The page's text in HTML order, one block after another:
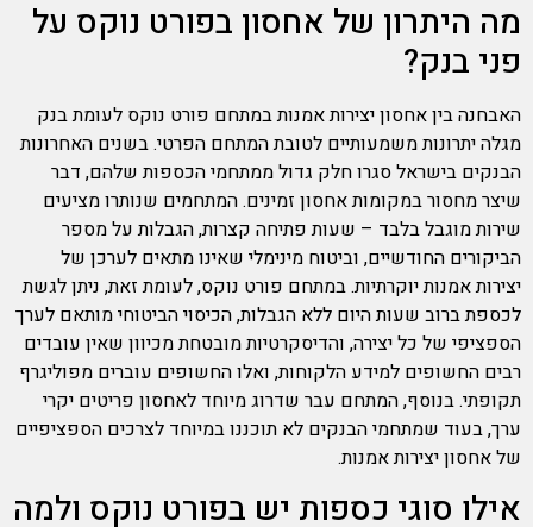
מה היתרון של אחסון בפורט נוקס על
פני בנק?
האבחנה בין אחסון יצירות אמנות במתחם פורט נוקס לעומת בנק
מגלה יתרונות משמעותיים לטובת המתחם הפרטי. בשנים האחרונות
הבנקים בישראל סגרו חלק גדול ממתחמי הכספות שלהם, דבר
שיצר מחסור במקומות אחסון זמינים. המתחמים שנותרו מציעים
שירות מוגבל בלבד – שעות פתיחה קצרות, הגבלות על מספר
הביקורים החודשיים, וביטוח מינימלי שאינו מתאים לערכן של
יצירות אמנות יוקרתיות. במתחם פורט נוקס, לעומת זאת, ניתן לגשת
לכספת ברוב שעות היום ללא הגבלות, הכיסוי הביטוחי מותאם לערך
הספציפי של כל יצירה, והדיסקרטיות מובטחת מכיוון שאין עובדים
רבים החשופים למידע הלקוחות, ואלו החשופים עוברים מפוליגרף
תקופתי. בנוסף, המתחם עבר שדרוג מיוחד לאחסון פריטים יקרי
ערך, בעוד שמתחמי הבנקים לא תוכננו במיוחד לצרכים הספציפיים
של אחסון יצירות אמנות.
אילו סוגי כספות יש בפורט נוקס ולמה